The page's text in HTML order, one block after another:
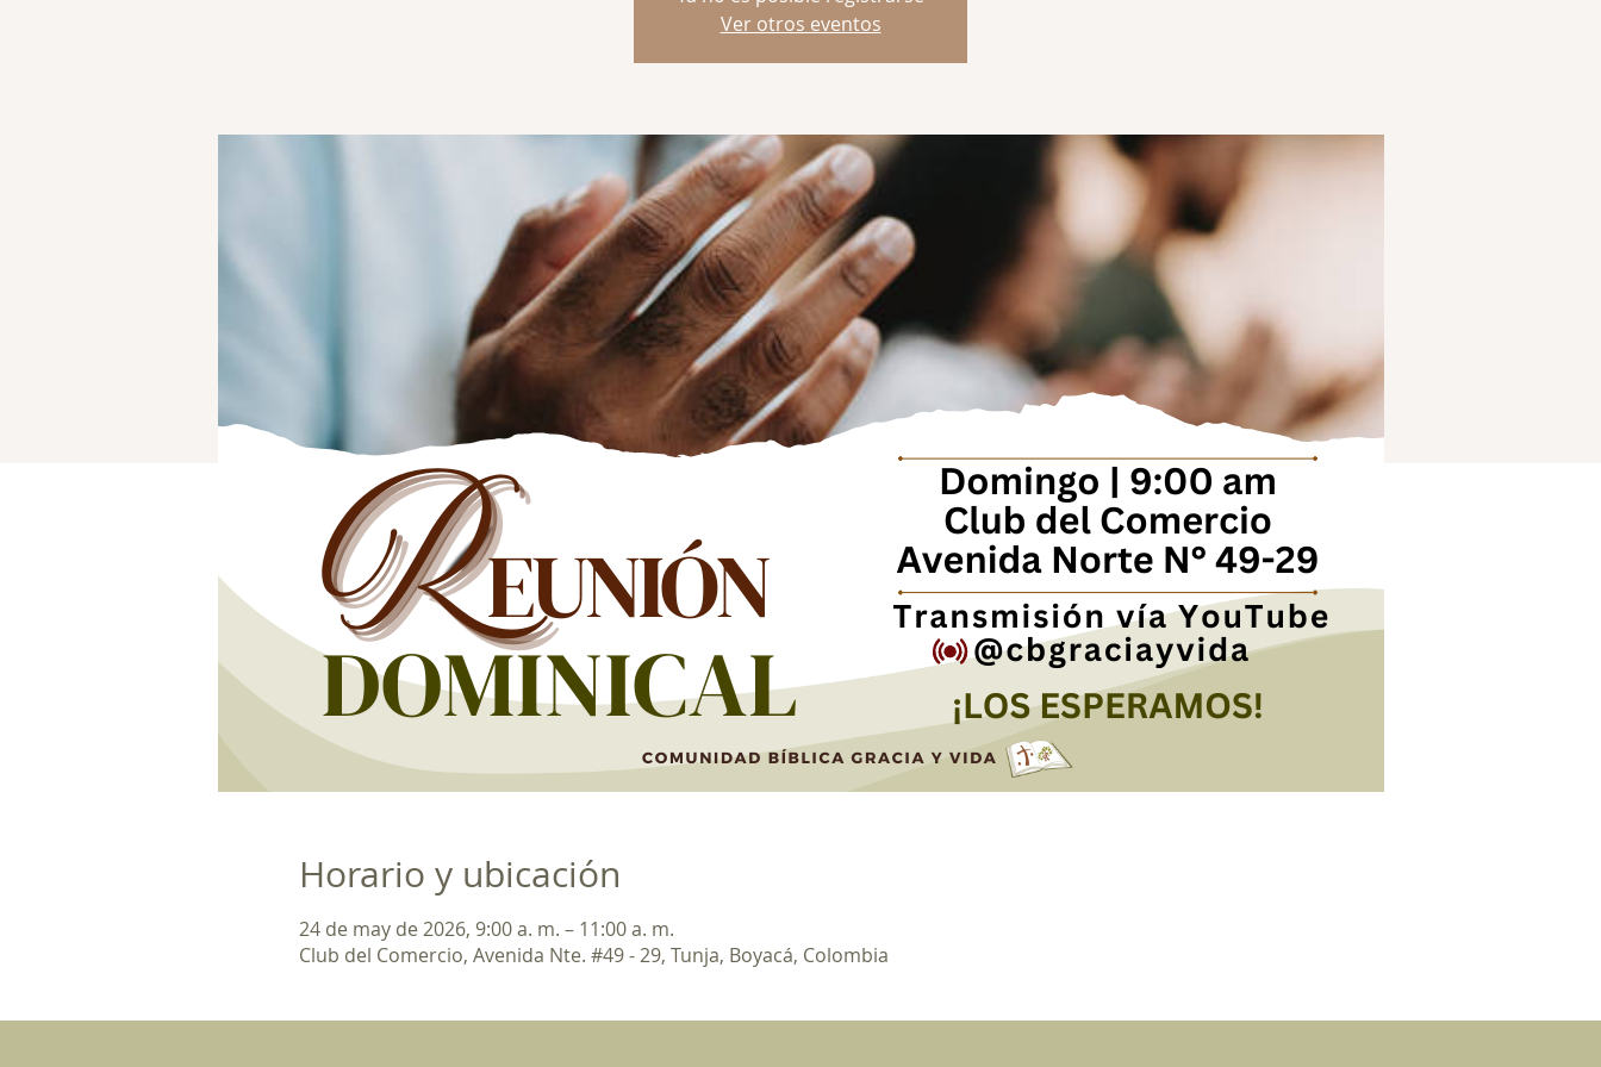
Ver otros eventos
Horario y ubicación
24 de may de 2026, 9:00 a. m. – 11:00 a. m.
Club del Comercio, Avenida Nte. #49 - 29, Tunja, Boyacá, Colombia